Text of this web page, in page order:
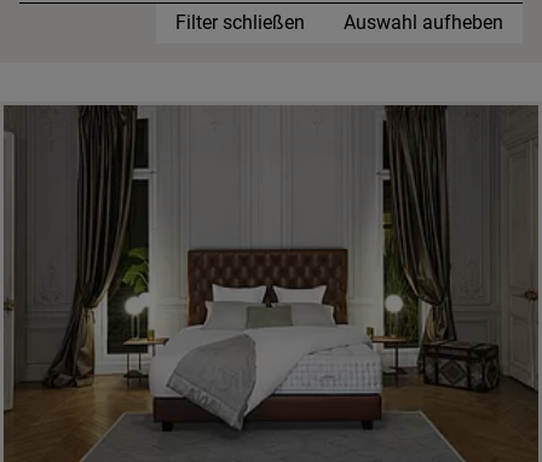
Filter schließen Auswahl aufheben